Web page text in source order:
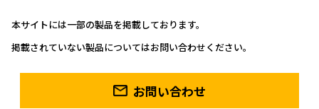
本サイトには一部の製品を掲載しております。
掲載されていない製品についてはお問い合わせください。
お問い合わせ